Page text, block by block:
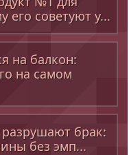
его советуют у...
на балкон:
на самом
брак:
без эмп...